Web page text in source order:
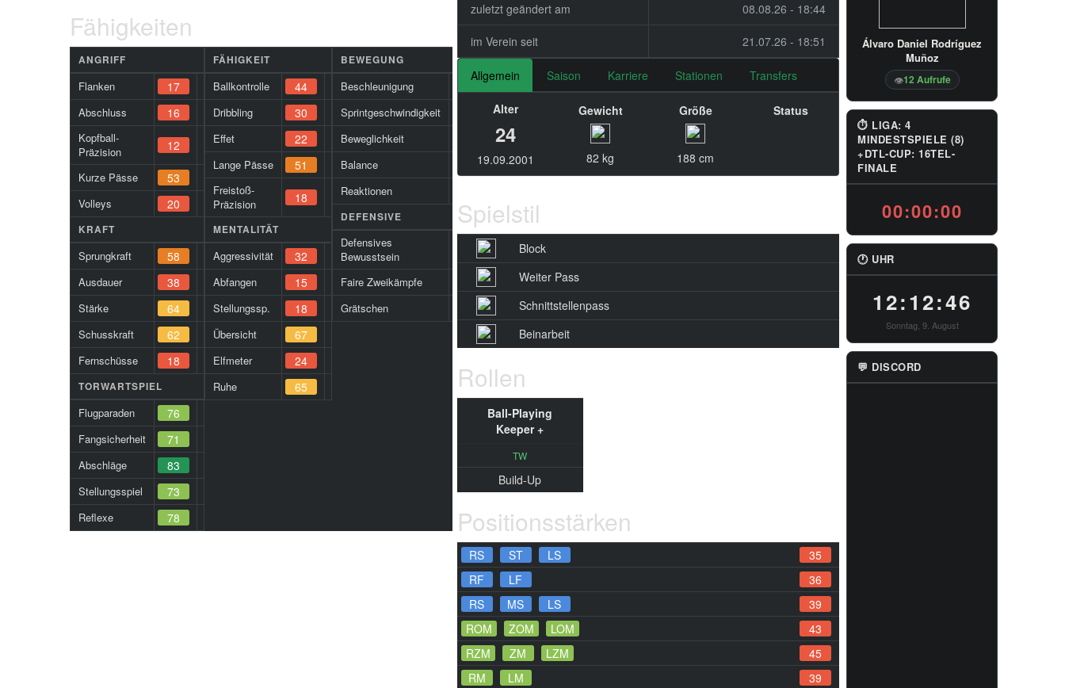
Fähigkeiten
ANGRIFF
Flanken 17
Abschluss 16
Kopfball-
Präzision
12
Kurze Pässe 53
Volleys 20
KRAFT
Sprungkraft 58
Ausdauer 38
Stärke 64
Schusskraft 62
Fernschüsse 18
TORWARTSPIEL
Flugparaden 76
Fangsicherheit 71
Abschläge 83
Stellungsspiel 73
Reflexe 78
FÄHIGKEIT
Ballkontrolle 44
Dribbling 30
Effet 22
Lange Pässe 51
Freistoß-
Präzision
18
MENTALITÄT
Aggressivität 32
Abfangen 15
Stellungssp. 18
Übersicht 67
Elfmeter 24
Ruhe 65
BEWEGUNG
Beschleunigung
Sprintgeschwindigkeit
Beweglichkeit
Balance
Reaktionen
DEFENSIVE
Defensives
Bewusstsein
Faire Zweikämpfe
Grätschen
zuletzt geändert am 08.08.26 - 18:44
im Verein seit 21.07.26 - 18:51
Allgemein Saison Karriere Stationen Transfers
Alter
24
19.09.2001
Gewicht
82 kg
Größe
188 cm
Status
Spielstil
Block
Weiter Pass
Schnittstellenpass
Beinarbeit
Rollen
Ball-Playing
Keeper +
TW
Build-Up
Positionsstärken
RS ST LS
35
RF
LF
36
RS
MS LS
39
ROM
ZOM LOM
43
RZM
ZM LZM
45
RM
LM 39
Álvaro Daniel Rodríguez
Muñoz
👁12 Aufrufe
⏱ LIGA: 4
MINDESTSPIELE (8)
+DTL-CUP: 16TEL-
FINALE
00:00:00
🕐 UHR
12:12:47
Sonntag, 9. August
💬 DISCORD